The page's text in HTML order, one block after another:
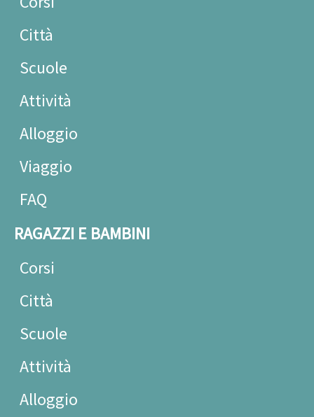
Città
Scuole
Attività
Alloggio
Viaggio
FAQ
RAGAZZI E BAMBINI
Corsi
Città
Scuole
Attività
Alloggio